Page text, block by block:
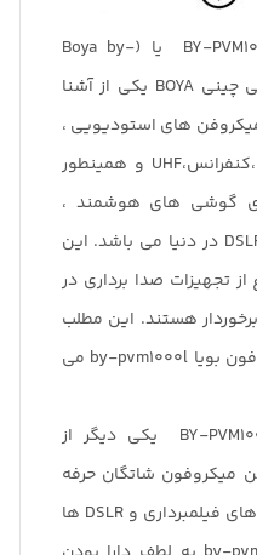
میکروفون شاتگان بویا BY-PVM1000L یا (Boya by-
pvm1000l microphone ) کمپانی چینی BOYA یکی از آشنا
های استودیویی ،
بیسیم ،گان،مینی گان،استریو ،کنفرانس،UHF و همینطور
گوشی های هوشمند ،
دوربین gopro و دوربین های DSLR در دنیا می باشد. این
از تجهیزات صدا برداری در
هستند. این مطلب
راهنمای خوبی برای خرید میکروفون بویا by-pvm1000l می
میکروفون شاتگان حرفه
ای، قابل استفاده برای دوربین های فیلمبرداری و DSLR ها